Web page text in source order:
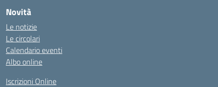
Novità
Le notizie
Le circolari
Calendario eventi
Albo online
Iscrizioni Online